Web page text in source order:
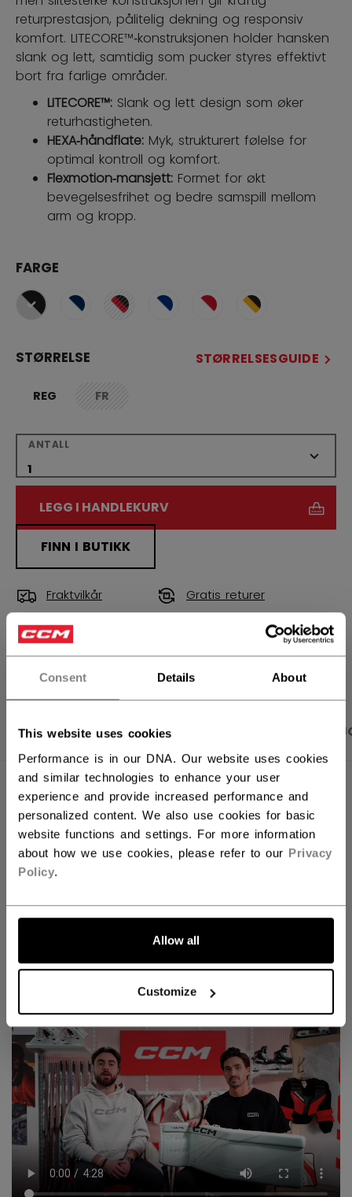
Consent Details About
This website uses cookies
Performance is in our DNA. Our website uses cookies
and similar technologies to enhance your user
experience and provide increased performance and
personalized content. We also use cookies for basic
website functions and settings. For more information
about how we use cookies, please refer to our Privacy
Policy.
Allow all
Customize
returprestasjon, pålitelig dekning og responsiv
komfort. LITECORE™‑konstruksjonen holder hansken
slank og lett, samtidig som pucker styres effektivt
bort fra farlige områder.
LITECORE™: Slank og lett design som øker
returhastigheten.
HEXA‑håndflate: Myk, strukturert følelse for
optimal kontroll og komfort.
Flexmotion‑mansjett: Formet for økt
bevegelsesfrihet og bedre samspill mellom
arm og kropp.
FARGE
selected
STØRRELSE STØRRELSESGUIDE
REG FRnot.available
ANTALL
LEGG I HANDLEKURV
FINN I BUTIKK
Fraktvilkår Gratis returer
ÅPNE SOSIALE
PRODUKTBILDER BESKRIVELSE